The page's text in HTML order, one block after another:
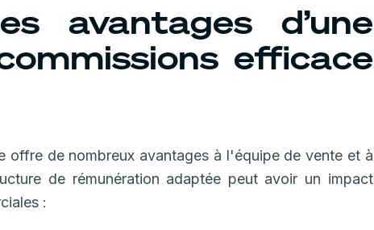
avantages d’une
efficace
offre de nombreux avantages à l'équipe de vente et à
de rémunération adaptée peut avoir un impact
: